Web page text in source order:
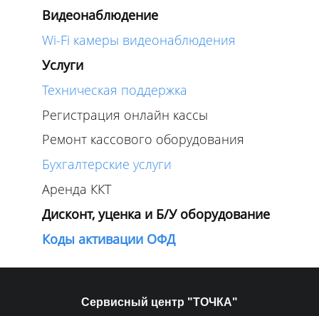
Видеонаблюдение
Wi-Fi камеры видеонаблюдения
Услуги
Техническая поддержка
Регистрация онлайн кассы
Ремонт кассового оборудования
Бухгалтерские услуги
Аренда ККТ
Дисконт, уценка и Б/У оборудование
Коды активации ОФД
Сервисный центр "ТОЧКА"